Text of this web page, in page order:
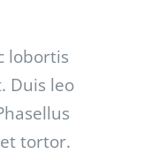
lobortis
Duis leo
tortor.